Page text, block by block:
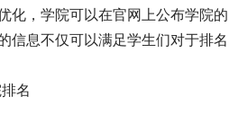
化，学院可以在官网上公布学院的
信息不仅可以满足学生们对于排名